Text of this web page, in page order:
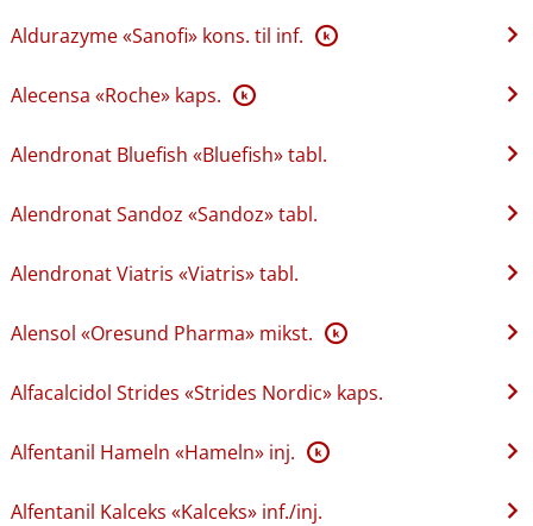
Aldurazyme «Sanofi» kons. til inf. K
Alecensa «Roche» kaps. K
Alendronat Bluefish «Bluefish» tabl.
Alendronat Sandoz «Sandoz» tabl.
Alendronat Viatris «Viatris» tabl.
Alensol «Oresund Pharma» mikst. K
Alfacalcidol Strides «Strides Nordic» kaps.
Alfentanil Hameln «Hameln» inj. K
Alfentanil Kalceks «Kalceks» inf.​/​inj.